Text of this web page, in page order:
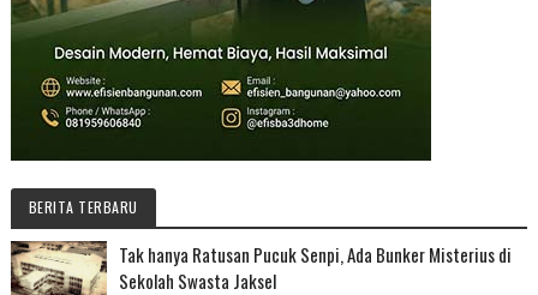
BERITA TERBARU
Tak hanya Ratusan Pucuk Senpi, Ada Bunker Misterius di
Sekolah Swasta Jaksel